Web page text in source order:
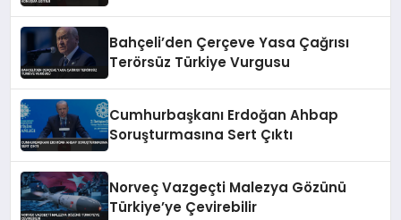
Bahçeli’den Çerçeve Yasa Çağrısı
Terörsüz Türkiye Vurgusu
Cumhurbaşkanı Erdoğan Ahbap
Soruşturmasına Sert Çıktı
Norveç Vazgeçti Malezya Gözünü
Türkiye’ye Çevirebilir